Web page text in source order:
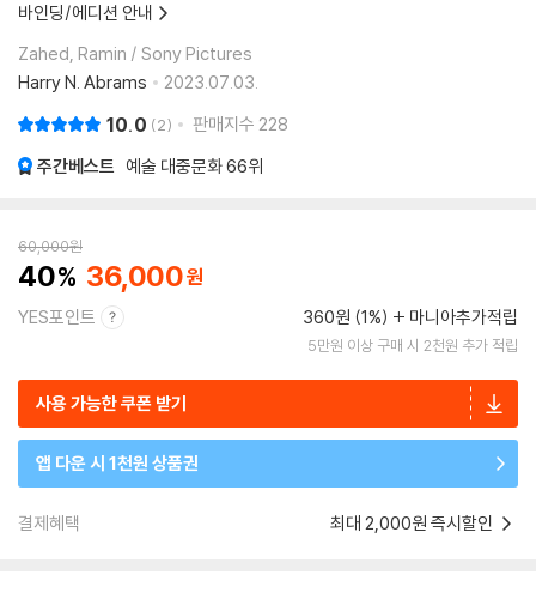
바인딩/에디션 안내
Zahed, Ramin / Sony Pictures
Harry N. Abrams
2023.07.03.
10.0 2 판매지수 228
주간베스트 예술 대중문화66위
60,000원
40 36,000
YES포인트 360원 (1%) 마니아추가적립
5만원 이상 구매 시 2천원 추가 적립
사용 가능한 쿠폰 받기
앱 다운 시 1천원 상품권
결제혜택 최대 2,000원 즉시할인